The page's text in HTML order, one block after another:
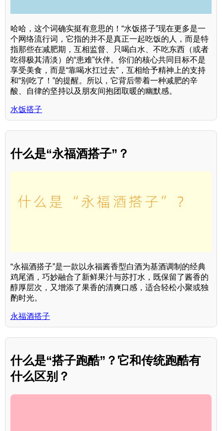
哈哈，这个词确实挺有意思的！“水饭搭子”现在更多是一
个网络流行词，它指的并不是真正一起吃饭的人，而是特
指那些在减肥期，互相监督、只喝白水、不吃东西（或者
吃得极其清淡）的“患难”伙伴。你们的核心共同目标不是
享受美食，而是“靠喝水扛过去”，互相给予精神上的支持
和“别吃了！”的提醒。所以，它背后带着一种减肥的辛
酸、自律的坚持以及朋友间抱团取暖的幽默感。
水饭搭子
什么是“永福酒搭子”？
“永福酒搭子”是一款以永福酱香型白酒为基酒调制的经典
鸡尾酒，巧妙融合了新鲜果汁与苏打水，既保留了酱香的
醇厚层次，又增添了果香的清爽口感，适合轻松小聚或独
酌时光。
永福酒搭子
什么是“搭子跑酷”？它和传统跑酷有
什么区别？